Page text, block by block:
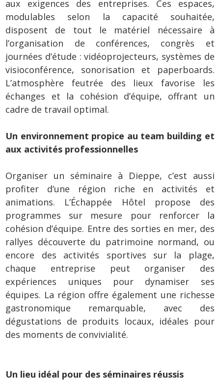
aux exigences des entreprises. Ces espaces,
modulables selon la capacité souhaitée,
disposent de tout le matériel nécessaire à
l’organisation de conférences, congrès et
journées d’étude : vidéoprojecteurs, systèmes de
visioconférence, sonorisation et paperboards.
L’atmosphère feutrée des lieux favorise les
échanges et la cohésion d’équipe, offrant un
cadre de travail optimal.
Un environnement propice au team building et
aux activités professionnelles
Organiser un séminaire à Dieppe, c’est aussi
profiter d’une région riche en activités et
animations. L’Échappée Hôtel propose des
programmes sur mesure pour renforcer la
cohésion d’équipe. Entre des sorties en mer, des
rallyes découverte du patrimoine normand, ou
encore des activités sportives sur la plage,
chaque entreprise peut organiser des
expériences uniques pour dynamiser ses
équipes. La région offre également une richesse
gastronomique remarquable, avec des
dégustations de produits locaux, idéales pour
des moments de convivialité.
Un lieu idéal pour des séminaires réussis